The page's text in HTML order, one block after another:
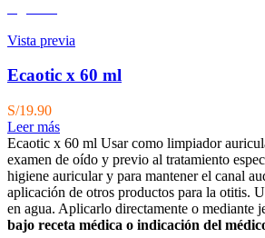
Vista previa
Ecaotic x 60 ml
S/19.90
Leer más
Ecaotic x 60 ml Usar como limpiador
examen de oído y previo al tratamiento
higiene auricular y para mantener el canal
aplicación de otros productos para la otitis.
en agua. Aplicarlo directamente o mediante
bajo receta médica o indicación del